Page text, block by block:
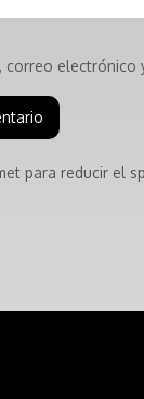
correo
para reducir el